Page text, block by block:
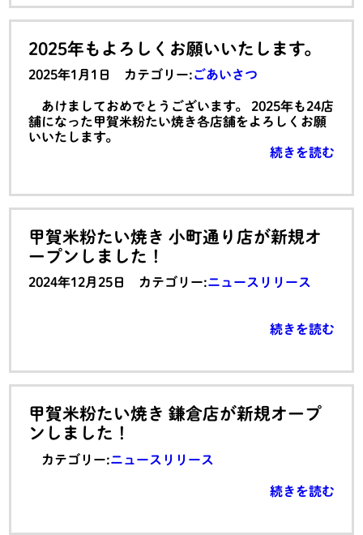
2025年もよろしくお願いいたします。
2025年1月1日 カテゴリー:ごあいさつ
あけましておめでとうございます。 2025年も24店
舗になった甲賀米粉たい焼き各店舗をよろしくお願
いいたします。
続きを読む
甲賀米粉たい焼き 小町通り店が新規オ
ープンしました！
2024年12月25日 カテゴリー:ニュースリリース
続きを読む
甲賀米粉たい焼き 鎌倉店が新規オープ
ンしました！
カテゴリー:ニュースリリース
続きを読む